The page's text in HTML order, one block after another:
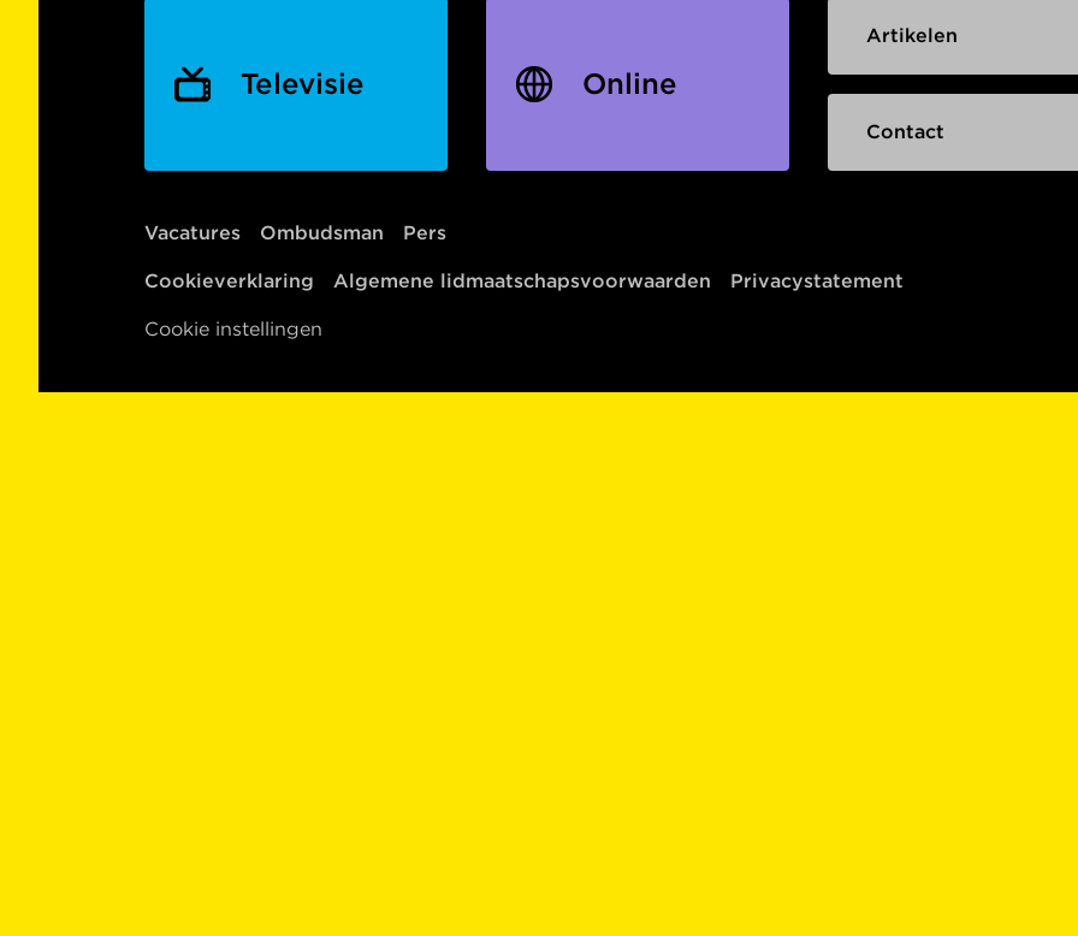
Televisie Online
Artikelen
Contact
Vacatures Ombudsman Pers
Cookieverklaring Algemene lidmaatschapsvoorwaarden Privacystatement
Cookie instellingen